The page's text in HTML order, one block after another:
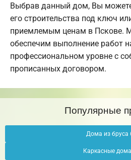
Выбрав данный дом, Вы
его строительства под ключ
приемлемым ценам в Пскове.
обеспечим выполнение работ
профессиональном уровне с
прописанных договором.
Популярные
Дома из бруса
Каркасные